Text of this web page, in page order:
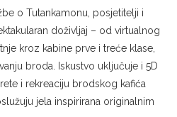
o Tutankamonu, posjetitelji i
doživljaj – od virtualnog
kroz kabine prve i treće klase,
broda. Iskustvo uključuje i 5D
i rekreaciju brodskog kafića
jela inspirirana originalnim